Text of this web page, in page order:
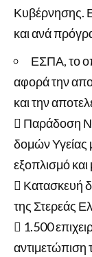
Κυβέρνησης.
και ανά
ΕΣΠΑ, το
αφορά την
και την
 Παράδοση
δομών Υγείας
εξοπλισμό
 Κατασκευή
της Στερεάς
 1.500
αντιμετώπιση